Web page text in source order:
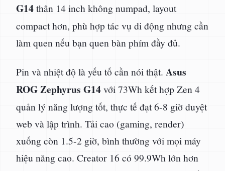
G14thân 14 inch không numpad, layout
compact hơn, phù hợp tác vụ di động nhưng cần
làm quen nếu bạn quen bàn phím đầy đủ.
Pin và nhiệt độ là yếu tố cần nói thật. Asus
ROG Zephyrus G14với 73Wh kết hợp Zen 4
quản lý năng lượng tốt, thực tế đạt 6-8 giờ duyệt
web và lập trình. Tải cao (gaming, render)
xuống còn 1.5-2 giờ, bình thường với mọi máy
hiệu năng cao. Creator 16 có 99.9Wh lớn hơn